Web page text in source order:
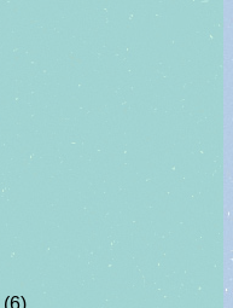
(6)